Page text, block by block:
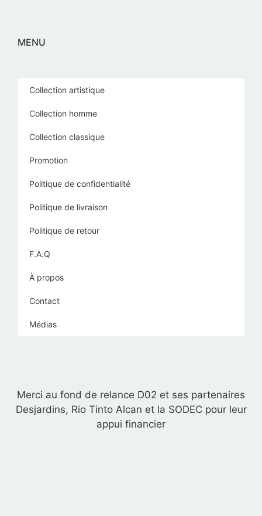
MENU
Collection artistique
Collection homme
Collection classique
Promotion
Politique de confidentialité
Politique de livraison
Politique de retour
F.A.Q
À propos
Contact
Médias
Merci au fond de relance D02 et ses partenaires
Desjardins, Rio Tinto Alcan et la SODEC pour leur
appui financier